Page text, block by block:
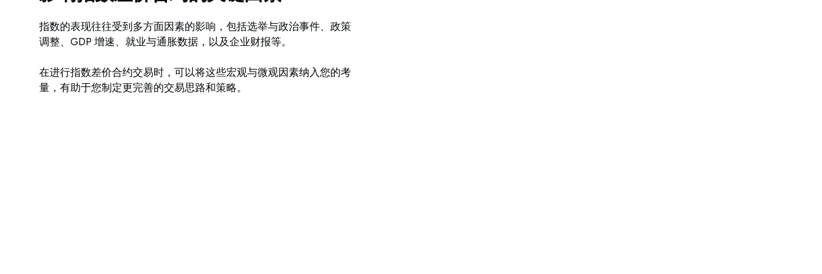
指数的表现往往受到多方面因素的影响，包括选举与政治事件、政策
调整、GDP 增速、就业与通胀数据，以及企业财报等。
在进行指数差价合约交易时，可以将这些宏观与微观因素纳入您的考
量，有助于您制定更完善的交易思路和策略。